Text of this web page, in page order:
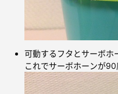
可動するフタとサーボホ
これでサーボホーンが